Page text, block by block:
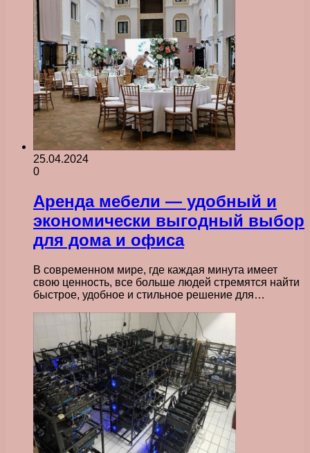
25.04.2024
0
Аренда мебели — удобный и
экономически выгодный выбор
для дома и офиса
В современном мире, где каждая минута имеет
свою ценность, все больше людей стремятся найти
быстрое, удобное и стильное решение для…